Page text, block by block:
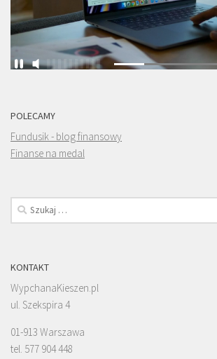
POLECAMY
Fundusik - blog finansowy
Finanse na medal
Szukaj:
KONTAKT
WypchanaKieszen.pl
ul. Szekspira 4
01-913 Warszawa
tel. 577 904 448